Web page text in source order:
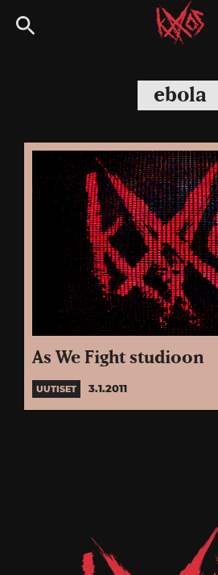
Siirry
suoraan
Kaaoszine
ebola
As We Fight studioon
UUTISET 3.1.2011